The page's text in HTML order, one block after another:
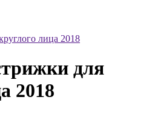
лица 2018
для
2018